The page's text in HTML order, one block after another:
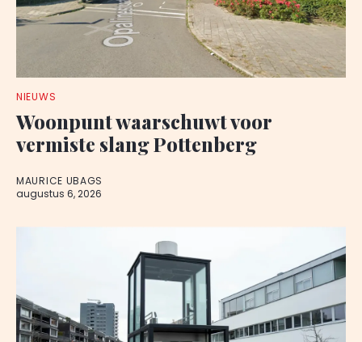
NIEUWS
Woonpunt waarschuwt voor
vermiste slang Pottenberg
MAURICE UBAGS
augustus 6, 2026